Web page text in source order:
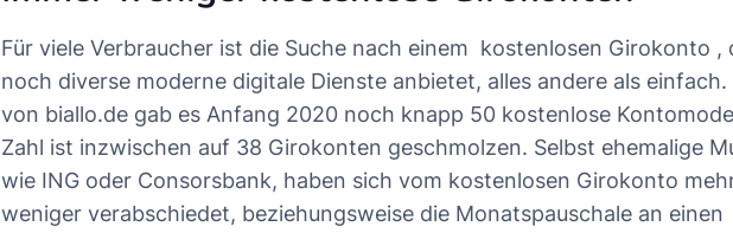
Für viele Verbraucher ist die Suche nach einem kostenlosen Girokonto ,
noch diverse moderne digitale Dienste anbietet, alles andere als einfach.
von biallo.de gab es Anfang 2020 noch knapp 50 kostenlose
Zahl ist inzwischen auf 38 Girokonten geschmolzen. Selbst ehemalige
wie ING oder Consorsbank, haben sich vom kostenlosen Girokonto
weniger verabschiedet, beziehungsweise die Monatspauschale an einen